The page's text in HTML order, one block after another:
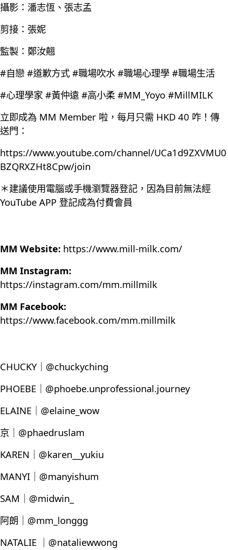
攝影：潘志恆、張志孟
剪接：張妮
監製：鄭汝翹
#自戀 #道歉方式 #職場吹水 #職場心理學 #職場生活
#心理學家 #黃仲遠 #高小柔 #MM_Yoyo #MillMILK
立即成為 MM Member 啦，每月只需 HKD 40 咋！傳
送門：
https://www.youtube.com/channel/UCa1d9ZXVMU0
BZQRXZHt8Cpw/join
＊建議使用電腦或手機瀏覽器登記，因為目前無法經
YouTube APP 登記成為付費會員
MM Website: https://www.mill-milk.com/
MM Instagram:
https://instagram.com/mm.millmilk
MM Facebook:
https://www.facebook.com/mm.millmilk
CHUCKY｜@chuckyching
PHOEBE｜@phoebe.unprofessional.journey
ELAINE｜@elaine_wow
京｜@phaedruslam
KAREN｜@karen__yukiu
MANYI｜@manyishum
SAM｜@midwin_
阿朗｜@mm_longgg
NATALIE ｜@nataliewwong